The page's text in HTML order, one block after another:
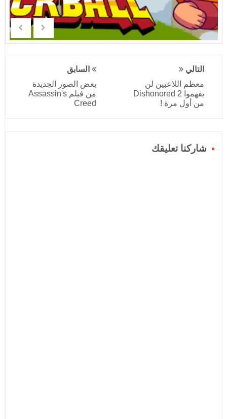
التالي
معظم اللاعبين لن
يفهموا Dishonored 2
من أول مرة !
السابق
بعض الصور الجديدة
من فيلم Assassin's
Creed
شاركنا تعليقك